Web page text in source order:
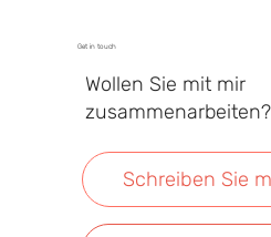
Get in touch
Wollen Sie mit mir
zusammenarbeiten?
Schreiben Sie